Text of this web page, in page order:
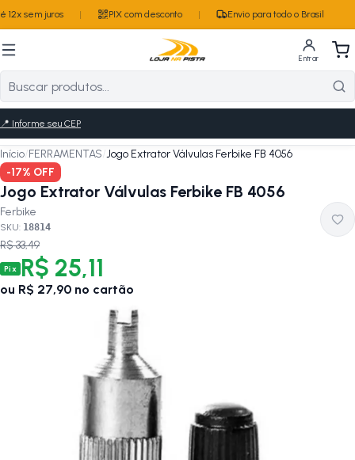
sem juros PIX com desconto Envio para todo o Brasil
Entrar
📍 Informe seu CEP
Início/FERRAMENTAS/Jogo Extrator Válvulas Ferbike FB 4056
-17% OFF
Jogo Extrator Válvulas Ferbike FB 4056
Ferbike
SKU: 18814
R$ 33,49
Pix R$ 25,11
ou R$ 27,90 no cartão